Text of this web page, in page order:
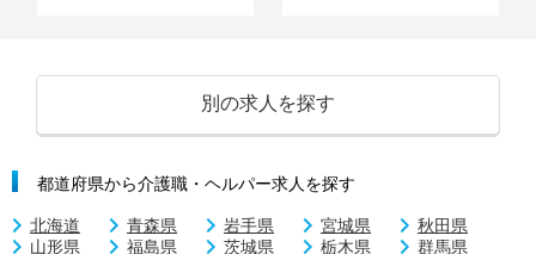
別の求人を探す
都道府県から介護職・ヘルパー求人を探す
北海道 青森県 岩手県 宮城県
秋田県
山形県
福島県 茨城県 栃木県
群馬県